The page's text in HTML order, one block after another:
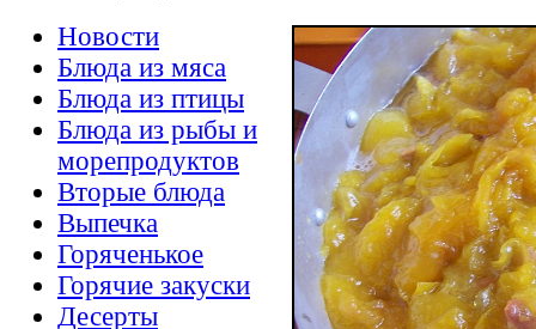
Новости
Блюда из мяса
Блюда из птицы
Блюда из рыбы и
морепродуктов
Вторые блюда
Выпечка
Горяченькое
Горячие закуски
Десерты